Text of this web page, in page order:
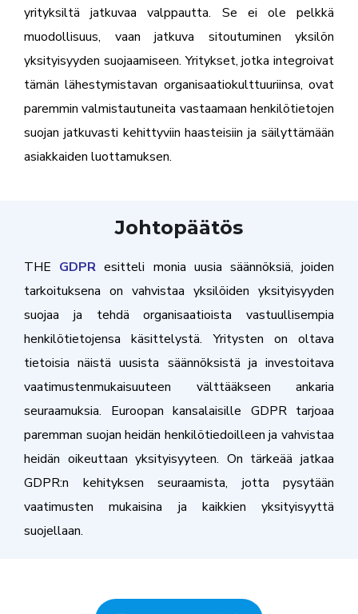
yrityksiltä jatkuvaa valppautta. Se ei ole pelkkä
muodollisuus, vaan jatkuva sitoutuminen yksilön
yksityisyyden suojaamiseen. Yritykset, jotka integroivat
tämän lähestymistavan organisaatiokulttuuriinsa, ovat
paremmin valmistautuneita vastaamaan henkilötietojen
suojan jatkuvasti kehittyviin haasteisiin ja säilyttämään
asiakkaiden luottamuksen.
Johtopäätös
THE GDPR esitteli monia uusia säännöksiä, joiden
tarkoituksena on vahvistaa yksilöiden yksityisyyden
suojaa ja tehdä organisaatioista vastuullisempia
henkilötietojensa käsittelystä. Yritysten on oltava
tietoisia näistä uusista säännöksistä ja investoitava
vaatimustenmukaisuuteen välttääkseen ankaria
seuraamuksia. Euroopan kansalaisille GDPR tarjoaa
paremman suojan heidän henkilötiedoilleen ja vahvistaa
heidän oikeuttaan yksityisyyteen. On tärkeää jatkaa
GDPR:n kehityksen seuraamista, jotta pysytään
vaatimusten mukaisina ja kaikkien yksityisyyttä
suojellaan.